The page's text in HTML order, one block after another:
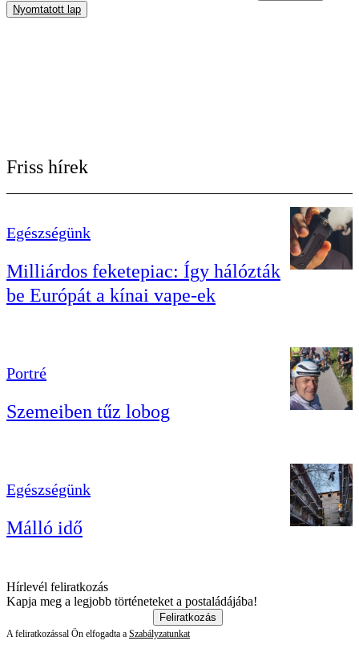
Nyomtatott lap
Friss hírek
Egészségünk
Milliárdos feketepiac: Így hálózták
be Európát a kínai vape-ek
Portré
Szemeiben tűz lobog
Egészségünk
Málló idő
Hírlevél feliratkozás
Kapja meg a legjobb történeteket a postaládájába!
Feliratkozás
A feliratkozással Ön elfogadta a Szabályzatunkat